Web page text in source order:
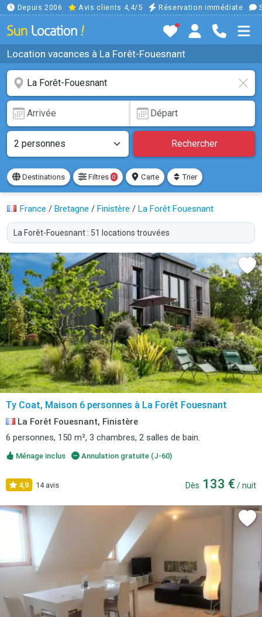
Depuis 2006 Avis clients 4,4/5 Réservation immédiate
Location vacances à La Forêt-Fouesnant
Rechercher
Destinations Filtres 0 Carte Trier
France / Bretagne / Finistère / La Forêt Fouesnant
La Forêt-Fouesnant : 51 locations trouvées
Ty Coat, Maison 6 personnes à La Forêt Fouesnant
La Forêt Fouesnant, Finistère
6 personnes, 150 m², 3 chambres, 2 salles de bain.
Ménage inclus Annulation gratuite (J-60)
4,9 14 avis Dès 133 € / nuit